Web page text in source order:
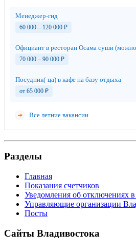
Менеджер-гид
60 000 – 120 000 ₽
Официант в ресторан Осама суши
70 000 – 90 000 ₽
Посудник(-ца) в кафе на базу отдыха
от 65 000 ₽
Все летние вакансии
Разделы
Главная
Показания счетчиков
Уведомления об отключениях
Управляющие организации
Посты
Сайты Владивостока